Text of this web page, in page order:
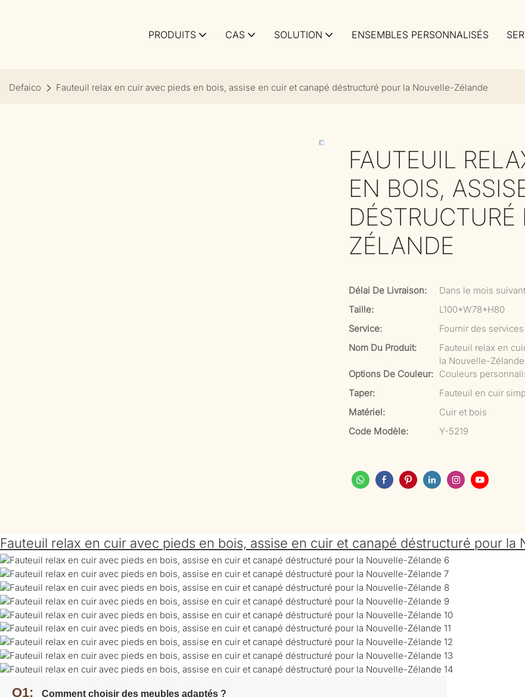
PRODUITS CAS SOLUTION ENSEMBLES PERSONNALISÉS
Defaico Fauteuil relax en cuir avec pieds en bois, assise en cuir et canapé déstructuré pour la Nouvelle-Zélande
FAUTEUIL
EN BOIS,
ZÉLANDE
Délai De Livraison:
Dans le mois
Taille:
L100*W78*H80
Service:
Fournir des
Nom Du Produit:
Fauteuil relax en
la Nouvelle-Zélande
Options De Couleur: Couleurs
Taper:
Fauteuil en cuir
Matériel:
Cuir et bois
Code Modèle:
Y-5219
Fauteuil relax en cuir avec pieds en bois, assise en cuir et canapé déstructuré pour la
Q1: Comment choisir des meubles adaptés ?